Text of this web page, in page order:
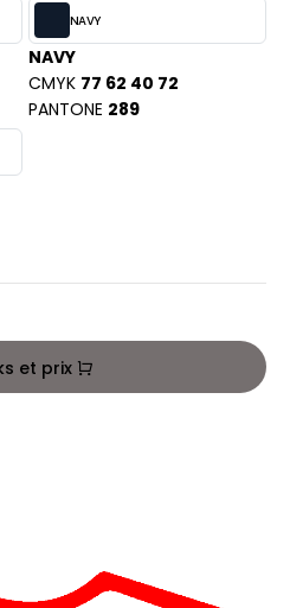
NAVY
NAVY
CMYK 77 62 40 72
PANTONE 289
et prix